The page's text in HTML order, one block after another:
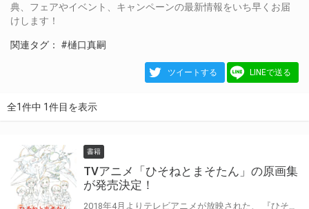
典、フェアやイベント、キャンペーンの最新情報をいち早くお届
けします！
関連タグ： #樋口真嗣
ツイートする LINEで送る
全1件中 1件目を表示
書籍
TVアニメ「ひそねとまそたん」の原画集
が発売決定！